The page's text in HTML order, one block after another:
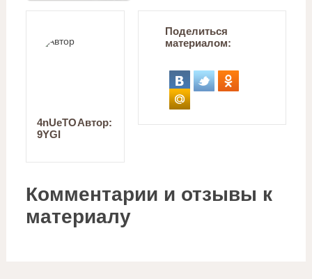
Автор:
4nUeTO
9YGI
Поделиться
материалом:
Комментарии и отзывы к
материалу